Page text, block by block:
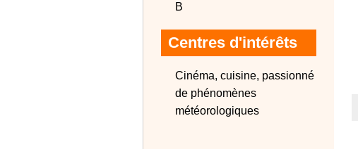
B
Centres d'intérêts
Cinéma, cuisine, passionné
de phénomènes
météorologiques